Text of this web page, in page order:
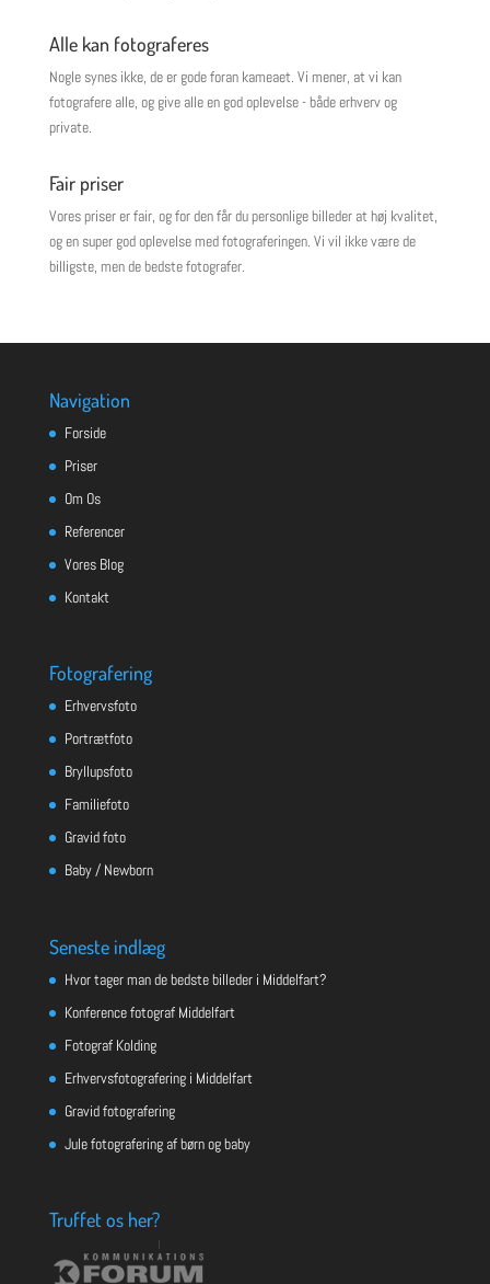
Alle kan fotograferes
Nogle synes ikke, de er gode foran kameaet. Vi mener, at vi kan
fotografere alle, og give alle en god oplevelse - både erhverv og
private.
Fair priser
Vores priser er fair, og for den får du personlige billeder at høj kvalitet,
og en super god oplevelse med fotograferingen. Vi vil ikke være de
billigste, men de bedste fotografer.
Navigation
Forside
Priser
Om Os
Referencer
Vores Blog
Kontakt
Fotografering
Erhvervsfoto
Portrætfoto
Bryllupsfoto
Familiefoto
Gravid foto
Baby / Newborn
Seneste indlæg
Hvor tager man de bedste billeder i Middelfart?
Konference fotograf Middelfart
Fotograf Kolding
Erhvervsfotografering i Middelfart
Gravid fotografering
Jule fotografering af børn og baby
Truffet os her?